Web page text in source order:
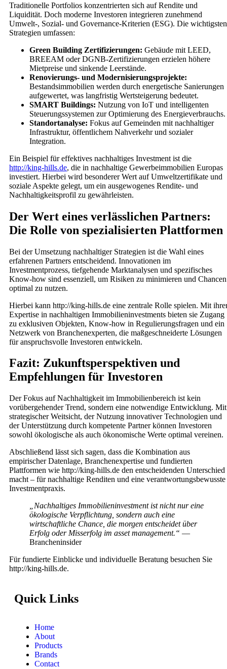
Traditionelle Portfolios konzentrierten sich auf Rendite und
Liquidität. Doch moderne Investoren integrieren zunehmend
Umwelt-, Sozial- und Governance-Kriterien (ESG). Die wichtigsten
Strategien umfassen:
Green Building Zertifizierungen: Gebäude mit LEED,
BREEAM oder DGNB-Zertifizierungen erzielen höhere
Mietpreise und sinkende Leerstände.
Renovierungs- und Modernisierungsprojekte:
Bestandsimmobilien werden durch energetische Sanierungen
aufgewertet, was langfristig Wertsteigerung bedeutet.
SMART Buildings: Nutzung von IoT und intelligenten
Steuerungssystemen zur Optimierung des Energieverbrauchs.
Standortanalyse: Fokus auf Gemeinden mit nachhaltiger
Infrastruktur, öffentlichem Nahverkehr und sozialer
Integration.
Ein Beispiel für effektives nachhaltiges Investment ist die
http://king-hills.de, die in nachhaltige Gewerbeimmobilien Europas
investiert. Hierbei wird besonderer Wert auf Umweltzertifikate und
soziale Aspekte gelegt, um ein ausgewogenes Rendite- und
Nachhaltigkeitsprofil zu gewährleisten.
Der Wert eines verlässlichen Partners:
Die Rolle von spezialisierten Plattformen
Bei der Umsetzung nachhaltiger Strategien ist die Wahl eines
erfahrenen Partners entscheidend. Innovationen im
Investmentprozess, tiefgehende Marktanalysen und spezifisches
Know-how sind essenziell, um Risiken zu minimieren und Chancen
optimal zu nutzen.
Hierbei kann http://king-hills.de eine zentrale Rolle spielen. Mit
Expertise in nachhaltigen Immobilieninvestments bieten sie Zugang
zu exklusiven Objekten, Know-how in Regulierungsfragen und ein
Netzwerk von Branchenexperten, die maßgeschneiderte Lösungen
für anspruchsvolle Investoren entwickeln.
Fazit: Zukunftsperspektiven und
Empfehlungen für Investoren
Der Fokus auf Nachhaltigkeit im Immobilienbereich ist kein
vorübergehender Trend, sondern eine notwendige Entwicklung. Mit
strategischer Weitsicht, der Nutzung innovativer Technologien und
der Unterstützung durch kompetente Partner können Investoren
sowohl ökologische als auch ökonomische Werte optimal vereinen.
Abschließend lässt sich sagen, dass die Kombination aus
empirischer Datenlage, Branchenexpertise und fundierten
Plattformen wie http://king-hills.de den entscheidenden Unterschied
macht – für nachhaltige Renditen und eine verantwortungsbewusste
Investmentpraxis.
„Nachhaltiges Immobilieninvestment ist nicht nur eine
ökologische Verpflichtung, sondern auch eine
wirtschaftliche Chance, die morgen entscheidet über
Erfolg oder Misserfolg im asset management.“ —
Brancheninsider
Für fundierte Einblicke und individuelle Beratung besuchen Sie
http://king-hills.de.
Quick Links
Home
About
Products
Brands
Contact